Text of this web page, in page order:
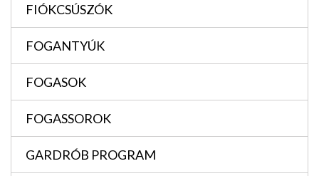
FIÓKCSÚSZÓK
FOGANTYÚK
FOGASOK
FOGASSOROK
GARDRÓB PROGRAM